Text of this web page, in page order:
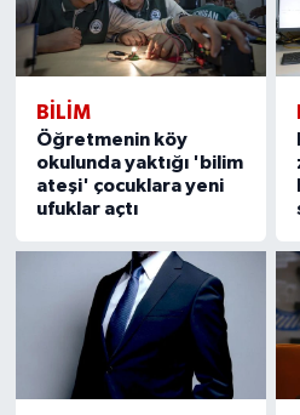
BILIM
Öğretmenin köy
okulunda yaktığı 'bilim
ateşi' çocuklara yeni
ufuklar açtı